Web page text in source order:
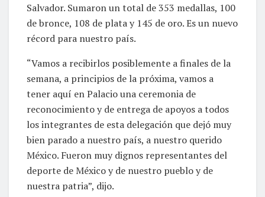
Salvador. Sumaron un total de 353 medallas, 100
de bronce, 108 de plata y 145 de oro. Es un nuevo
récord para nuestro país.
“Vamos a recibirlos posiblemente a finales de la
semana, a principios de la próxima, vamos a
tener aquí en Palacio una ceremonia de
reconocimiento y de entrega de apoyos a todos
los integrantes de esta delegación que dejó muy
bien parado a nuestro país, a nuestro querido
México. Fueron muy dignos representantes del
deporte de México y de nuestro pueblo y de
nuestra patria”, dijo.